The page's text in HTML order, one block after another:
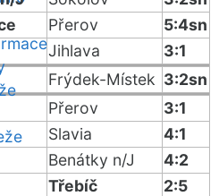
Přerov
5:4sn
Jihlava
3:1
Frýdek-Místek 3:2sn
Přerov
3:1
Slavia
4:1
Benátky n/J
4:2
Třebíč
2:5